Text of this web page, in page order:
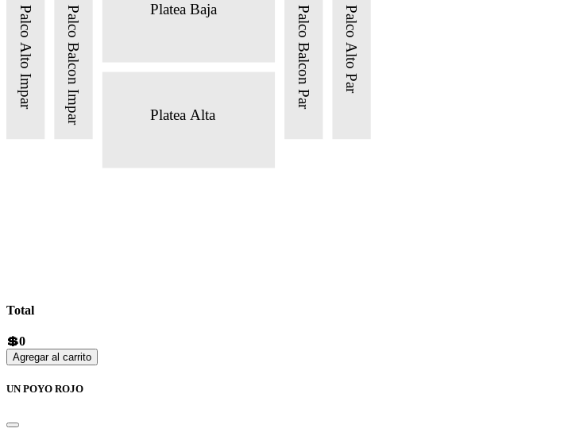
Palco Alto Impar Palco Balcon Impar Platea Baja Palco Balcon Par Palco Alto Par
Platea Alta
Total
💲0
Agregar al carrito
UN POYO ROJO